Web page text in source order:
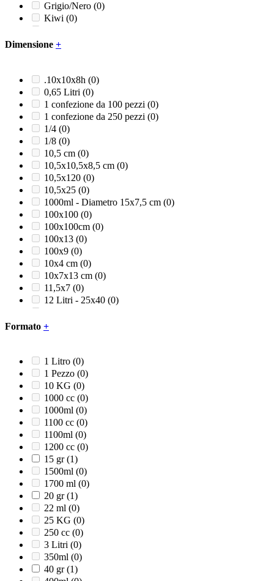
Grigio/Nero (0)
Kiwi (0)
Marrone
Nero opaco(0)
Panna(0)
Rosa confetto(0)
Rosso(0)
Rosso/Grigio/Nero
Rosso/Nero
Satinato (0)
Trasparente(0)
Turchese (0)
Verde(0)
Verde acqua(0)
Verde foglia
Verde lime(0)
Dimensione +
.10x10x8h (0)
0,65 Litri (0)
1 confezione da 100 pezzi (0)
1 confezione da 250 pezzi (0)
1/4 (0)
1/8 (0)
10,5 cm (0)
10,5x10,5x8,5 cm (0)
10,5x120 (0)
10,5x25 (0)
1000ml - Diametro 15x7,5 cm (0)
100x100 (0)
100x100cm (0)
100x13 (0)
100x9 (0)
10x4 cm (0)
10x7x13 cm (0)
11,5x7 (0)
12 Litri - 25x40 (0)
120 Litri
12x28 (0)
12x45(0)
12x60 (0)
13,5x13,5x10 cm
130 cm (0)
130 gr(0)
132 x 117 x H 38
140 cm (0)
140 x 106 x H 40
145 cm (0)
14x33(0)
14x34(0)
14x36(0)
14x7x4,2(0)
15 Litri(0)
15,3x22,9x5h
15,4x10,5
150 cm(0)
Formato +
1 Litro (0)
1 Pezzo (0)
10 KG (0)
1000 cc (0)
1000ml (0)
1100 cc (0)
1100ml (0)
1200 cc (0)
15 gr(1)
1500ml (0)
1700 ml (0)
20 gr(1)
22 ml (0)
25 KG (0)
250 cc (0)
3 Litri (0)
350ml (0)
40 gr(1)